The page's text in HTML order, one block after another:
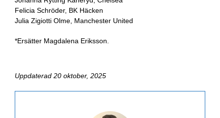
Felicia Schröder, BK Häcken
Julia Zigiotti Olme, Manchester United
*Ersätter Magdalena Eriksson.
Uppdaterad 20 oktober, 2025